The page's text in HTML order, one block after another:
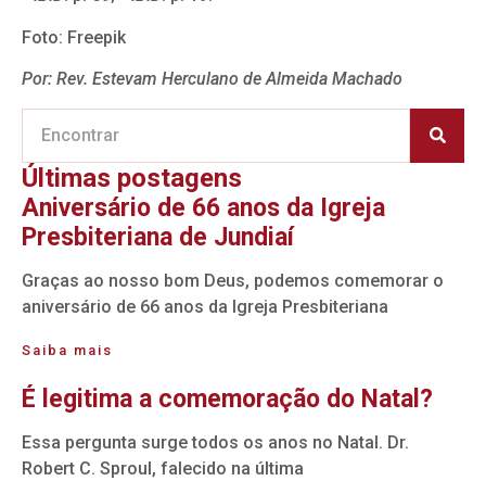
Foto: Freepik
Por: Rev. Estevam Herculano de Almeida Machado
Últimas postagens
Aniversário de 66 anos da Igreja
Presbiteriana de Jundiaí
Graças ao nosso bom Deus, podemos comemorar o
aniversário de 66 anos da Igreja Presbiteriana
Saiba mais
É legitima a comemoração do Natal?
Essa pergunta surge todos os anos no Natal. Dr.
Robert C. Sproul, falecido na última